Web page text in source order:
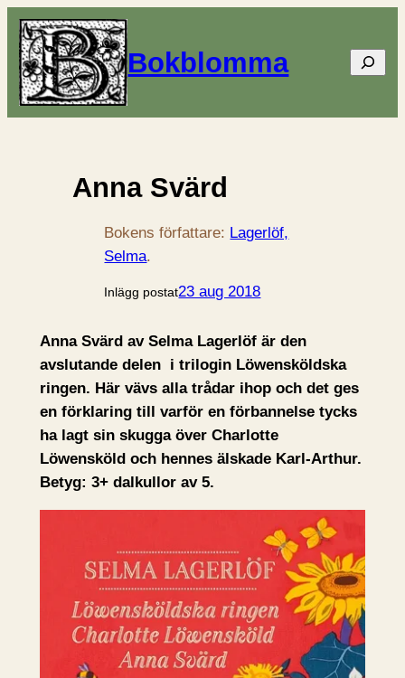
Bokblomma Sök
Anna Svärd
Bokens författare: Lagerlöf,
Selma.
Inlägg postat23 aug 2018
Anna Svärd av Selma Lagerlöf är den
avslutande delen i trilogin Löwensköldska
ringen. Här vävs alla trådar ihop och det ges
en förklaring till varför en förbannelse tycks
ha lagt sin skugga över Charlotte
Löwensköld och hennes älskade Karl-Arthur.
Betyg: 3+ dalkullor av 5.